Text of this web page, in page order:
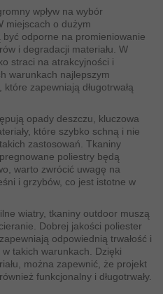
wpływ na wybór
miejscach o dużym
być odporne na promieniowanie
i degradacji materiału. W
straci na atrakcyjności i
warunkach najlepszym
zapewniają długotrwałą
opady deszczu, kluczowa
które szybko schną i nie
zastosowań. Tkaniny
poliestry będą
warto zwrócić uwagę na
i grzybów, co jest istotne w
wiatry, tkaniny outdoor muszą
Dobrej jakości poliester
odpowiednią trwałość i
takich warunkach. Dzięki
można zapewnić, że projekt
funkcjonalny i długotrwały.